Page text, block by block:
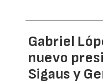
Gabriel
nuevo
Sigaus y